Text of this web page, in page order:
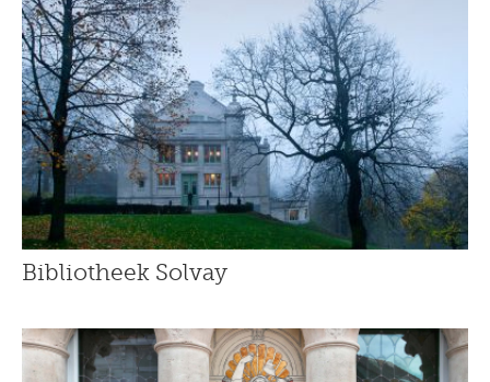
Bibliotheek Solvay